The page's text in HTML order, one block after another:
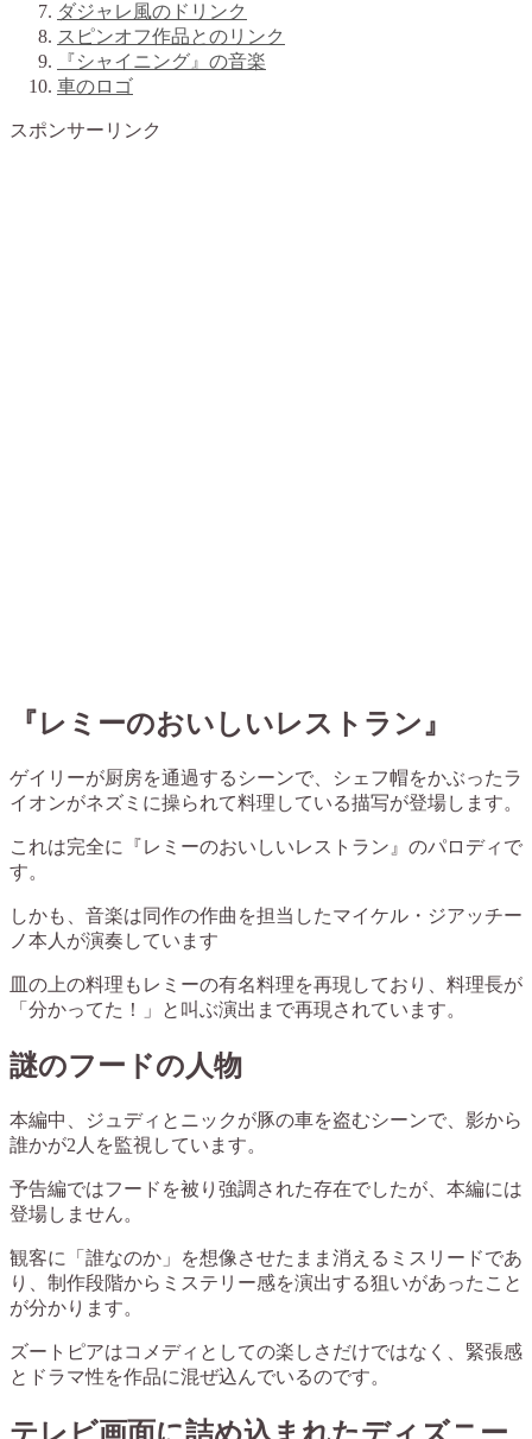
ダジャレ風のドリンク
スピンオフ作品とのリンク
『シャイニング』の音楽
車のロゴ
スポンサーリンク
『レミーのおいしいレストラン』
ゲイリーが厨房を通過するシーンで、シェフ帽をかぶったラ
イオンがネズミに操られて料理している描写が登場します。
これは完全に『レミーのおいしいレストラン』のパロディで
す。
しかも、音楽は同作の作曲を担当したマイケル・ジアッチー
ノ本人が演奏しています
皿の上の料理もレミーの有名料理を再現しており、料理長が
「分かってた！」と叫ぶ演出まで再現されています。
謎のフードの人物
本編中、ジュディとニックが豚の車を盗むシーンで、影から
誰かが2人を監視しています。
予告編ではフードを被り強調された存在でしたが、本編には
登場しません。
観客に「誰なのか」を想像させたまま消えるミスリードであ
り、制作段階からミステリー感を演出する狙いがあったこと
が分かります。
ズートピアはコメディとしての楽しさだけではなく、緊張感
とドラマ性を作品に混ぜ込んでいるのです。